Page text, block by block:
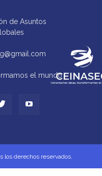
de Asuntos
el mundo
los derechos reservados.